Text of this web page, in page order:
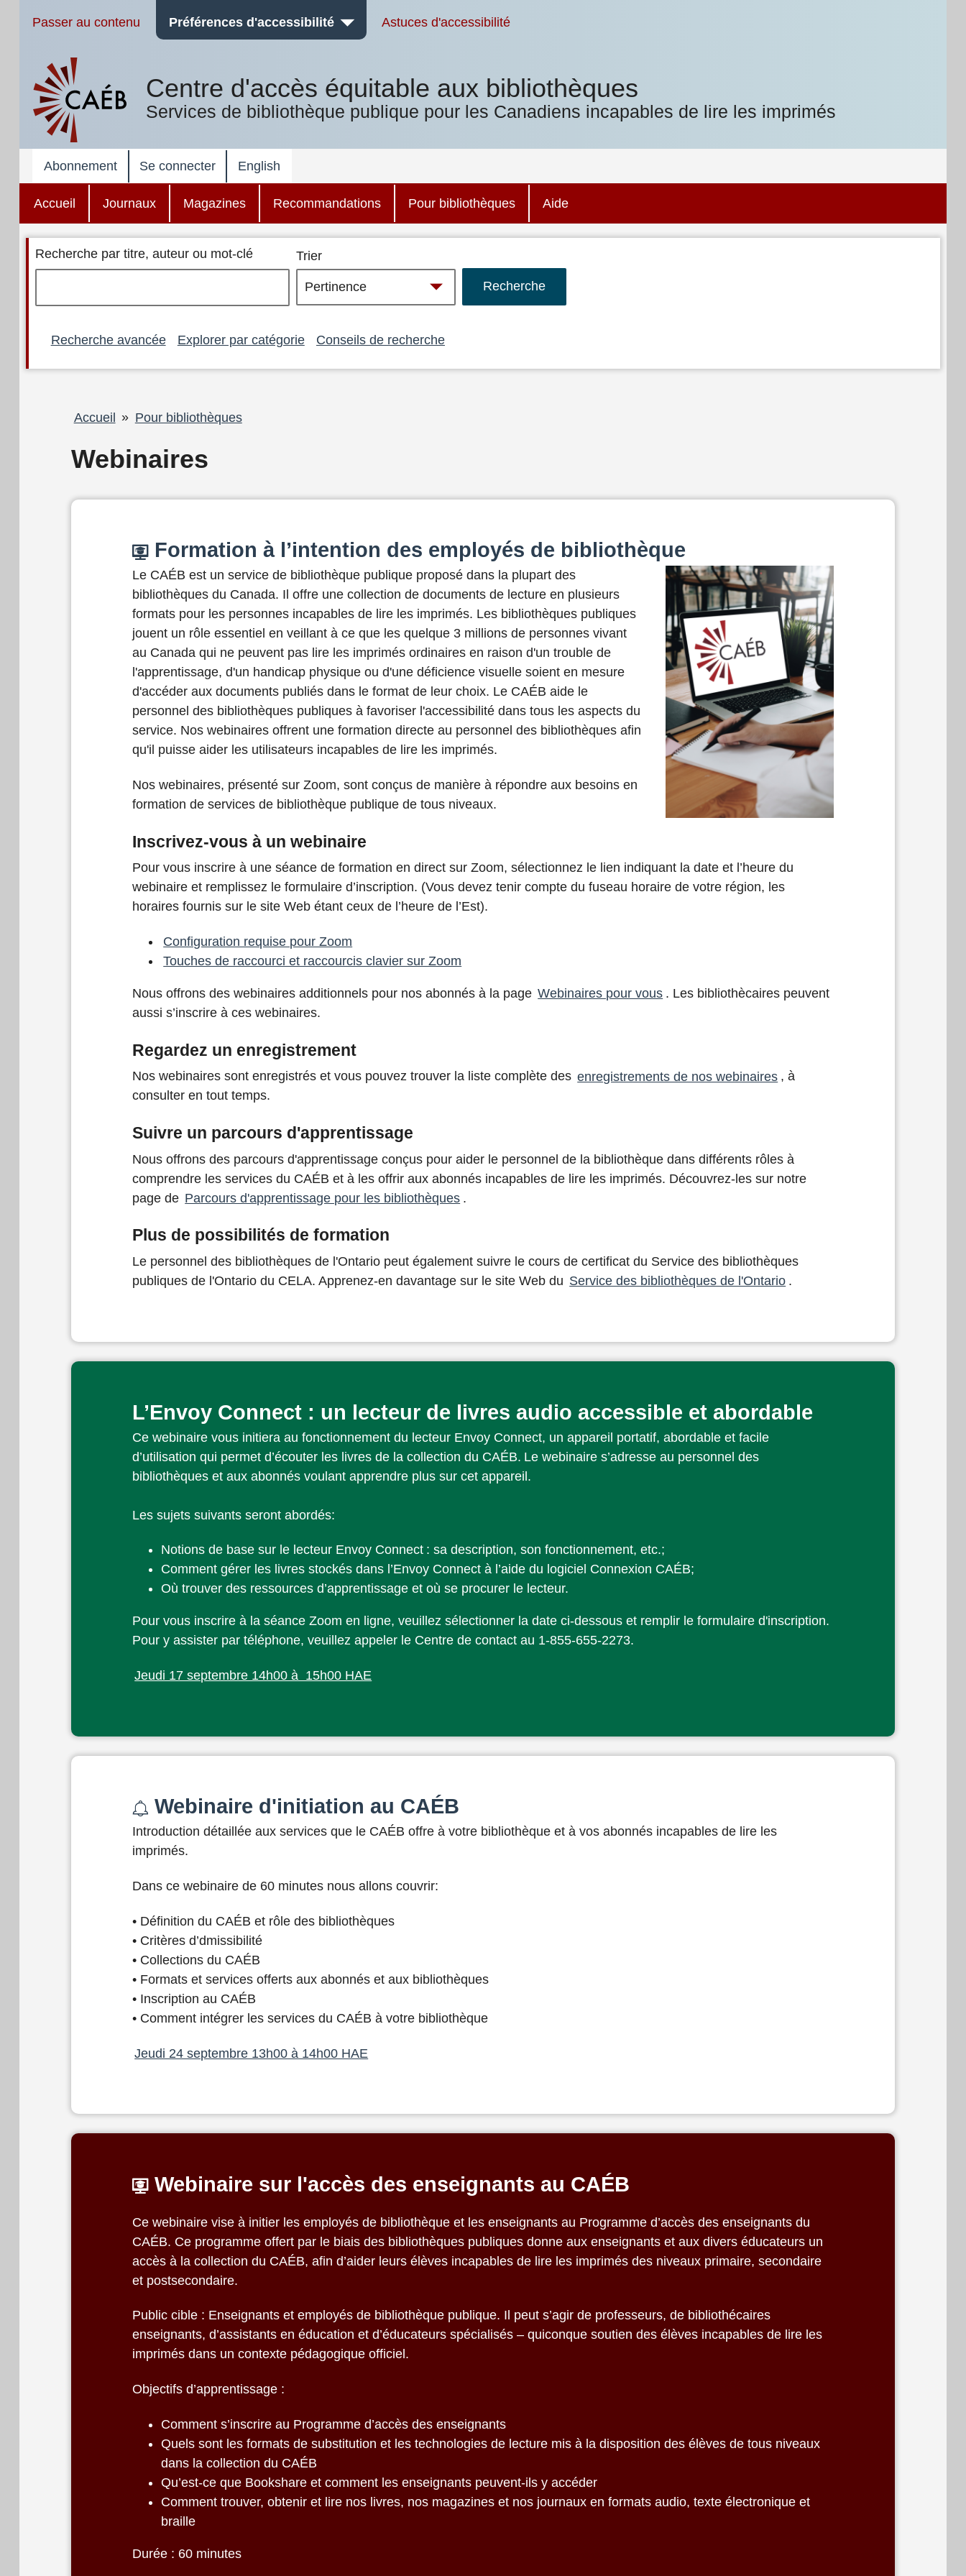
Passer au contenu Préférences d'accessibilité Astuces d'accessibilité
Centre d'accès équitable aux bibliothèques
Services de bibliothèque publique pour les Canadiens incapables de lire les imprimés
Abonnement Se connecter English
Accueil Journaux Magazines Recommandations Pour bibliothèques Aide
Recherche par titre, auteur ou mot-clé Trier
Recherche avancée Explorer par catégorie Conseils de recherche
Fil
Accueil Pour bibliothèques
Webinaires
Formation à l’intention des employés de bibliothèque
Le CAÉB est un service de bibliothèque publique proposé dans la plupart des
bibliothèques du Canada. Il offre une collection de documents de lecture en plusieurs
formats pour les personnes incapables de lire les imprimés. Les bibliothèques publiques
jouent un rôle essentiel en veillant à ce que les quelque 3 millions de personnes vivant
au Canada qui ne peuvent pas lire les imprimés ordinaires en raison d'un trouble de
l'apprentissage, d'un handicap physique ou d'une déficience visuelle soient en mesure
d'accéder aux documents publiés dans le format de leur choix. Le CAÉB aide le
personnel des bibliothèques publiques à favoriser l'accessibilité dans tous les aspects du
service. Nos webinaires offrent une formation directe au personnel des bibliothèques afin
qu'il puisse aider les utilisateurs incapables de lire les imprimés.
Nos webinaires, présenté sur Zoom, sont conçus de manière à répondre aux besoins en
formation de services de bibliothèque publique de tous niveaux.
Inscrivez-vous à un webinaire
Pour vous inscrire à une séance de formation en direct sur Zoom, sélectionnez le lien indiquant la date et l’heure du
webinaire et remplissez le formulaire d’inscription. (Vous devez tenir compte du fuseau horaire de votre région, les
horaires fournis sur le site Web étant ceux de l’heure de l’Est).
Configuration requise pour Zoom
Touches de raccourci et raccourcis clavier sur Zoom
Nous offrons des webinaires additionnels pour nos abonnés à la page Webinaires pour vous . Les bibliothècaires peuvent
aussi s’inscrire à ces webinaires.
Regardez un enregistrement
Nos webinaires sont enregistrés et vous pouvez trouver la liste complète des enregistrements de nos webinaires , à
consulter en tout temps.
Suivre un parcours d'apprentissage
Nous offrons des parcours d'apprentissage conçus pour aider le personnel de la bibliothèque dans différents rôles à
comprendre les services du CAÉB et à les offrir aux abonnés incapables de lire les imprimés. Découvrez-les sur notre
page de Parcours d'apprentissage pour les bibliothèques .
Plus de possibilités de formation
Le personnel des bibliothèques de l'Ontario peut également suivre le cours de certificat du Service des bibliothèques
publiques de l'Ontario du CELA. Apprenez-en davantage sur le site Web du Service des bibliothèques de l'Ontario .
L’Envoy Connect : un lecteur de livres audio accessible et abordable
Ce webinaire vous initiera au fonctionnement du lecteur Envoy Connect, un appareil portatif, abordable et facile
d’utilisation qui permet d’écouter les livres de la collection du CAÉB. Le webinaire s’adresse au personnel des
bibliothèques et aux abonnés voulant apprendre plus sur cet appareil.
Les sujets suivants seront abordés:
Notions de base sur le lecteur Envoy Connect : sa description, son fonctionnement, etc.;
Comment gérer les livres stockés dans l’Envoy Connect à l’aide du logiciel Connexion CAÉB;
Où trouver des ressources d’apprentissage et où se procurer le lecteur.
Pour vous inscrire à la séance Zoom en ligne, veuillez sélectionner la date ci-dessous et remplir le formulaire d'inscription.
Pour y assister par téléphone, veuillez appeler le Centre de contact au 1-855-655-2273.
Jeudi 17 septembre 14h00 à 15h00 HAE
Webinaire d'initiation au CAÉB
Introduction détaillée aux services que le CAÉB offre à votre bibliothèque et à vos abonnés incapables de lire les
imprimés.
Dans ce webinaire de 60 minutes nous allons couvrir:
• Définition du CAÉB et rôle des bibliothèques
• Critères d’dmissibilité
• Collections du CAÉB
• Formats et services offerts aux abonnés et aux bibliothèques
• Inscription au CAÉB
• Comment intégrer les services du CAÉB à votre bibliothèque
Jeudi 24 septembre 13h00 à 14h00 HAE
Webinaire sur l'accès des enseignants au CAÉB
Ce webinaire vise à initier les employés de bibliothèque et les enseignants au Programme d’accès des enseignants du
CAÉB. Ce programme offert par le biais des bibliothèques publiques donne aux enseignants et aux divers éducateurs un
accès à la collection du CAÉB, afin d’aider leurs élèves incapables de lire les imprimés des niveaux primaire, secondaire
et postsecondaire.
Public cible : Enseignants et employés de bibliothèque publique. Il peut s’agir de professeurs, de bibliothécaires
enseignants, d’assistants en éducation et d’éducateurs spécialisés – quiconque soutien des élèves incapables de lire les
imprimés dans un contexte pédagogique officiel.
Objectifs d’apprentissage :
Comment s’inscrire au Programme d’accès des enseignants
Quels sont les formats de substitution et les technologies de lecture mis à la disposition des élèves de tous niveaux
dans la collection du CAÉB
Qu’est-ce que Bookshare et comment les enseignants peuvent-ils y accéder
Comment trouver, obtenir et lire nos livres, nos magazines et nos journaux en formats audio, texte électronique et
braille
Durée : 60 minutes